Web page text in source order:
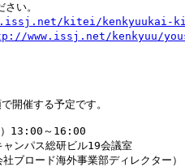
い。
kitei/kenkyuukai-
www.issj.net/kenkyuu/
催する予定です。
13:00～16:00
パス総研ビル19会議室
ロード海外事業部ディレクター）